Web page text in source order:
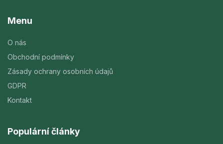
Menu
O nás
Obchodní podmínky
Zásady ochrany osobních údajů
GDPR
Kontakt
Populární články